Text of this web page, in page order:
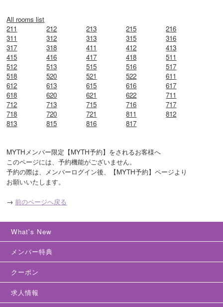
All rooms list
211
212 213 215
216
311
312 313 315
316
317
318 411 412
413
415
416 417 418
511
512
513 515 516
517
518
520 521 522
611
612
613 615 616
617
618
620 621 622
711
712
713 715 716
717
718
720 721 811
812
813
815 816 817
MYTHメンバー限定【MYTH予約】をされるお客様へ
このページには、予約機能がございません。
予約の際は、メンバーログイン後、【MYTH予約】ページより
お願いいたします。
→ 前のページへ戻る
What's New
メンバー特典
クーポン
求人情報